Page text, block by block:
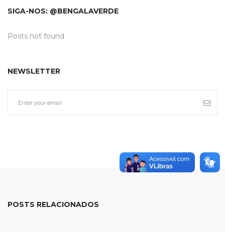
SIGA-NOS: @BENGALAVERDE
Posts not found
NEWSLETTER
POSTS RELACIONADOS